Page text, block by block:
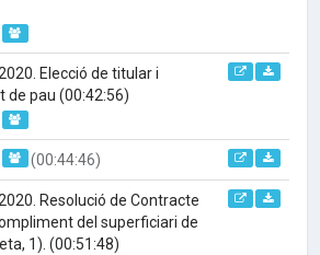
Elecció de titular i
de pau (00:42:56)
(00:44:46)
Resolució de Contracte
del superficiari de
1). (00:51:48)